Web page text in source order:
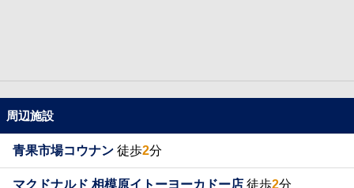
周辺施設
青果市場コウナン 徒歩2分
マクドナルド 相模原イトーヨーカドー店 徒歩2分